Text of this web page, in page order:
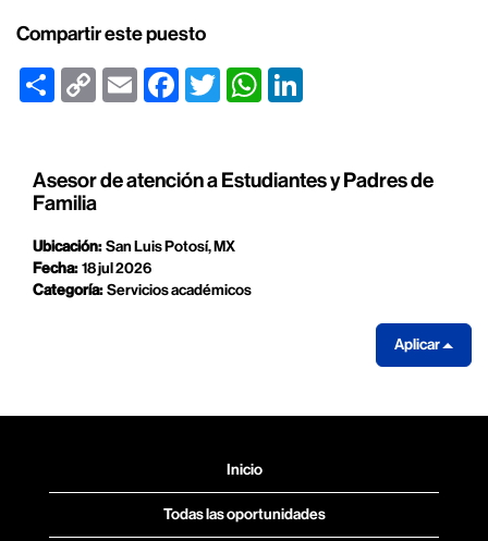
Compartir este puesto
Share
Copy
Link
Email FacebookTwitter WhatsApp
Asesor de atención a Estudiantes y Padres de
Familia
Ubicación:San Luis Potosí, MX
Fecha:18 jul 2026
Categoría:Servicios académicos
Aplicar
Inicio
Todas las oportunidades